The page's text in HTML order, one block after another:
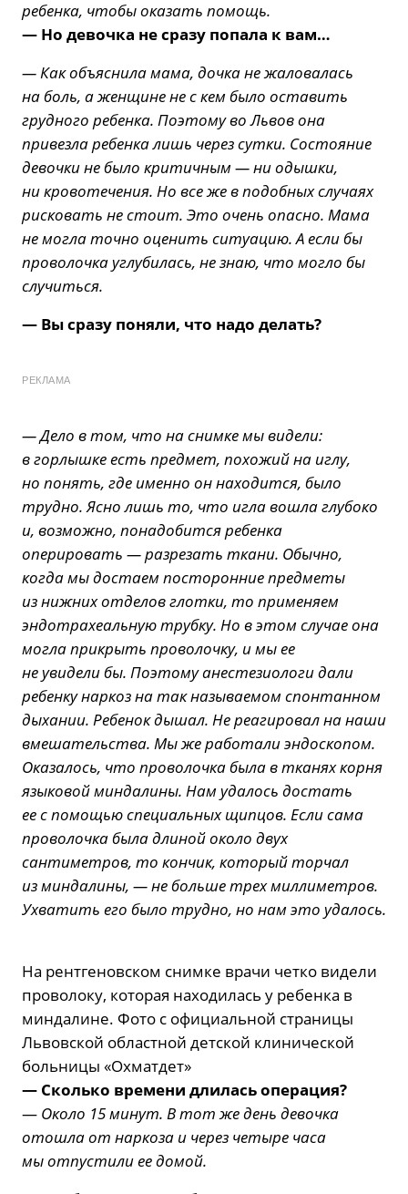
ребенка, чтобы оказать помощь.
— Но девочка не сразу попала к вам…
— Как объяснила мама, дочка не жаловалась
на боль, а женщине не с кем было оставить
грудного ребенка. Поэтому во Львов она
привезла ребенка лишь через сутки. Состояние
девочки не было критичным — ни одышки,
ни кровотечения. Но все же в подобных случаях
рисковать не стоит. Это очень опасно. Мама
не могла точно оценить ситуацию. А если бы
проволочка углубилась, не знаю, что могло бы
случиться.
— Вы сразу поняли, что надо делать?
РЕКЛАМА
— Дело в том, что на снимке мы видели:
в горлышке есть предмет, похожий на иглу,
но понять, где именно он находится, было
трудно. Ясно лишь то, что игла вошла глубоко
и, возможно, понадобится ребенка
оперировать — разрезать ткани. Обычно,
когда мы достаем посторонние предметы
из нижних отделов глотки, то применяем
эндотрахеальную трубку. Но в этом случае она
могла прикрыть проволочку, и мы ее
не увидели бы. Поэтому анестезиологи дали
ребенку наркоз на так называемом спонтанном
дыхании. Ребенок дышал. Не реагировал на наши
вмешательства. Мы же работали эндоскопом.
Оказалось, что проволочка была в тканях корня
языковой миндалины. Нам удалось достать
ее с помощью специальных щипцов. Если сама
проволочка была длиной около двух
сантиметров, то кончик, который торчал
из миндалины, — не больше трех миллиметров.
Ухватить его было трудно, но нам это удалось.
На рентгеновском снимке врачи четко видели
проволоку, которая находилась у ребенка в
миндалине. Фото с официальной страницы
Львовской областной детской клинической
больницы «Охматдет»
— Сколько времени длилась операция?
— Около 15 минут. В тот же день девочка
отошла от наркоза и через четыре часа
мы отпустили ее домой.